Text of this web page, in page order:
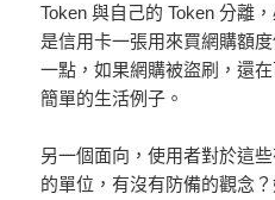
Token 與自己的 Token 分離
是信用卡一張用來買網購額
一點，如果網購被盜刷，還
簡單的生活例子。
另一個面向，使用者對於這
的單位，有沒有防備的觀念